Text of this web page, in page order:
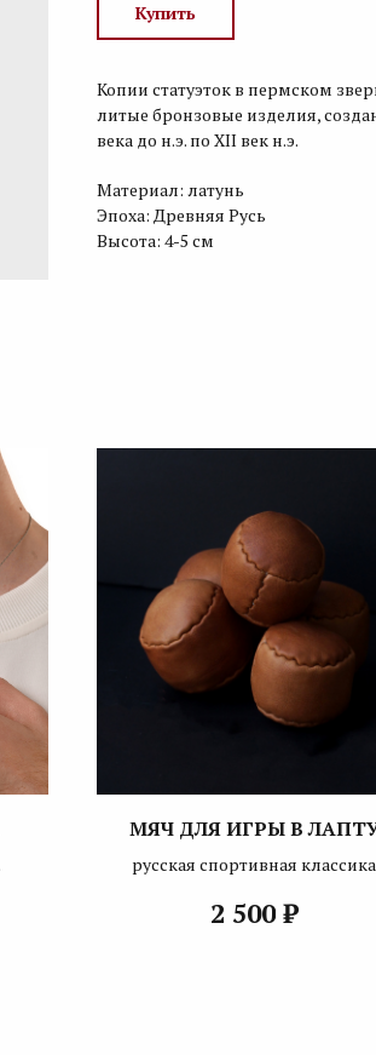
Купить
Копии статуэток в пермском
литые бронзовые изделия,
века до н.э. по XII век н.э.
Материал: латунь
Эпоха: Древняя Русь
Высота: 4-5 см
МЯЧ ДЛЯ ИГРЫ В
русская спортивная классика
2 500 ₽